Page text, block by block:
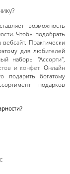
возможность
Чтобы подобрать
Практически
для любителей
наборы "Ассорти",
и конфет. Онлайн
подарить богатому
подарков